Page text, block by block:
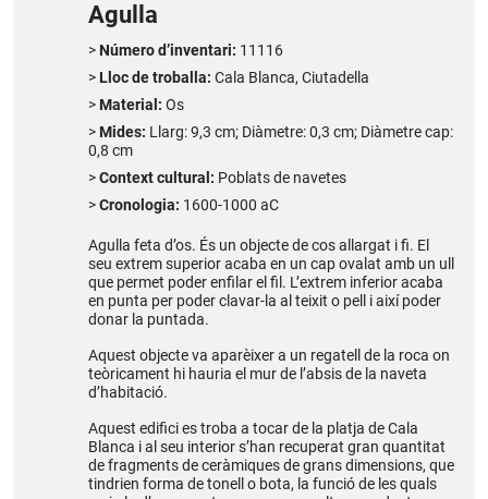
Agulla
Número d’inventari: 11116
Lloc de troballa: Cala Blanca, Ciutadella
Material: Os
Mides: Llarg: 9,3 cm; Diàmetre: 0,3 cm; Diàmetre cap:
0,8 cm
Context cultural: Poblats de navetes
Cronologia: 1600-1000 aC
Agulla feta d’os. És un objecte de cos allargat i fi. El
seu extrem superior acaba en un cap ovalat amb un ull
que permet poder enfilar el fil. L’extrem inferior acaba
en punta per poder clavar-la al teixit o pell i així poder
donar la puntada.
Aquest objecte va aparèixer a un regatell de la roca on
teòricament hi hauria el mur de l’absis de la naveta
d’habitació.
Aquest edifici es troba a tocar de la platja de Cala
Blanca i al seu interior s’han recuperat gran quantitat
de fragments de ceràmiques de grans dimensions, que
tindrien forma de tonell o bota, la funció de les quals